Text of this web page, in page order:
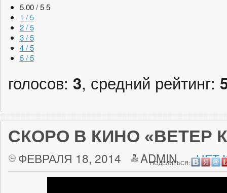
5.00 / 5 5
1 / 5
2 / 5
3 / 5
4 / 5
5 / 5
голосов: 3, средний рейтинг:
СКОРО В КИНО «ВЕТЕР
ФЕВРАЛЯ 18, 2014 ADMIN НЕТ
ПОДЕЛИТЬСЯ: